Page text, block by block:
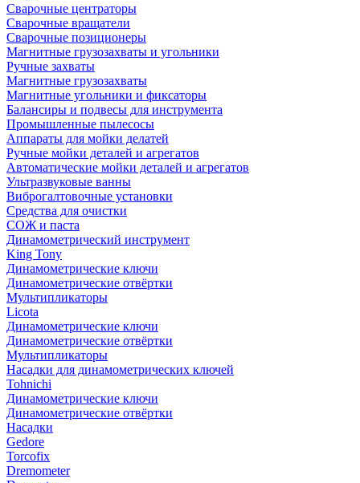
Сварочные центраторы
Сварочные вращатели
Сварочные позиционеры
Магнитные грузозахваты и угольники
Ручные захваты
Магнитные грузозахваты
Магнитные угольники и фиксаторы
Балансиры и подвесы для инструмента
Промышленные пылесосы
Аппараты для мойки делатей
Ручные мойки деталей и агрегатов
Автоматические мойки деталей и агрегатов
Ультразвуковые ванны
Виброгалтовочные установки
Средства для очистки
СОЖ и паста
Динамометрический инструмент
King Tony
Динамометрические ключи
Динамометрические отвёртки
Мультипликаторы
Licota
Динамометрические ключи
Динамометрические отвёртки
Мультипликаторы
Насадки для динамометрических ключей
Tohnichi
Динамометрические ключи
Динамометрические отвёртки
Насадки
Gedore
Torcofix
Dremometer